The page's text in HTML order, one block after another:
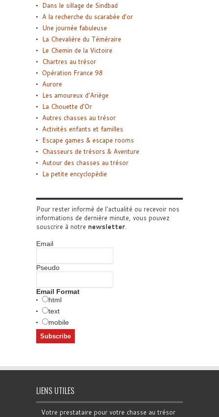
Dans le sillage de Sindbad
A la recherche du scarabée d’or
Une journée fabuleuse
La Chevalière du Téméraire
Le Chemin de la Victoire
Chartres au trésor
Opération France 98
Aurore
Les amoureux d’Ariège
La Chouette d’Or
Autres chasses au trésor
Activités enfants et familles
Escape games & escape rooms
Chasseurs de trésors & Aventure
Autour des chasses au trésor
La petite encyclopédie
Pour rester informé de l'actualité ou recevoir nos
informations de dernière minute, vous pouvez
souscrire à notre newsletter
Email
Pseudo
Email Format
html
text
mobile
LIENS UTILES
Votre prestataire pour votre chasse au trésor